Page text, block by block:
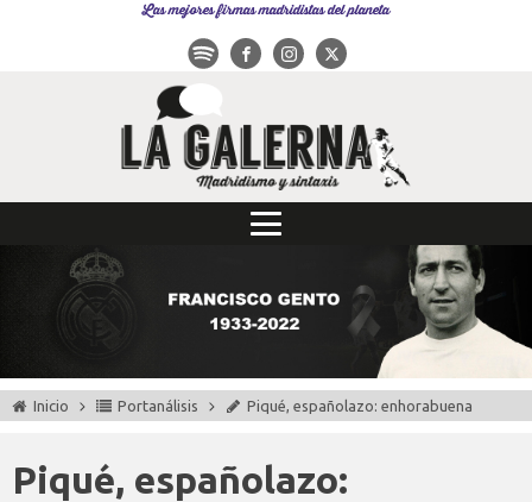
Las mejores firmas madridistas del planeta
Inicio Portanálisis Piqué, españolazo: enhorabuena
Piqué, españolazo: